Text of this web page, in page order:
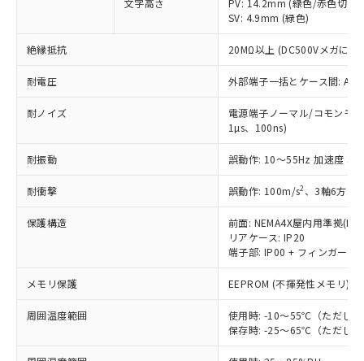
文字高さ
PV: 14.2mm (緑色/赤色切替)
SV: 4.9mm (緑色)
絶縁抵抗 20MΩ以上 (DC500Vメガにて)
耐電圧 外部端子一括とケース間:
耐ノイズ
電源端子ノーマル/コモンモ
1µs、100ns)
耐振動 誤動作: 10～55Hz 加速度
耐衝撃 誤動作: 100m/s2 、3軸6方向
保護構造
前面: NEMA4X屋内用準拠
リアケース: IP20
端子部: IP00 + フィンガープ
メモリ保護 EEPROM (不揮発性メモリ)
周囲温度範囲
使用時: -10～55℃（ただし
保存時: -25～65℃（ただし
(税抜)を提供させていただくもので
当社制御機器事業取扱商品の中には、
本サービスの対象外となる商品もある
在庫状況および標準価格照会結果は、
記載している更新日時点での社内デー
タに基づき作成されるものであり、閲
覧された時点での実際の在庫および標
準価格とは異なる場合があることをご
正式な納期状況および標準価格はお客
様のお取引先、またはお客様担当のオ
ムロン制御機器販売店・当社販売員に
オムロン制御機器販売店や当社販売拠
」をご確認
在庫状況および標準価格結果を当社の
事前の承諾なく第三者に漏洩または開
示しないようお願いします。
非該当品：ライセンス料など無形物で、有
害物質有無と関係のない商品です。
仕入先様の事情により、非含有部品として
いたものが、含有品と判明した場合などや
むを得ず変更することがあります。
鉛(Pb) 1000ppm以下、 水銀(Hg) 1000ppm以下、 カド
六価クロム(Cr(Ⅵ)) 1000ppm以下、ポリ臭化ビフェニル
類(PBB) 1000ppm以下、ポリ臭化ジフェニルエーテル類
(PBDE) 1000ppm以下、フタル酸ビス(2-エチルヘキシ
ル) (DEHP)(別名：DOP) 1000ppm以下、フタル酸ブチ
ルベンジル（BBP） 1000ppm以下、フタル酸ジブチル
（DBP） 1000ppm以下、フタル酸ジイソブチル
但し、RoHS指令で産業用監視および制御機器に対する
フタル酸エステル類の４物質については閾値を超える意
図的な使用がないことを確認しています。
「○」：最大均質材料含有率が中国RoHSの
基準値以下であることを示します。
「×」：最大均質材料含有率が中国RoHSの
基準値を超えていることを示します。
「－」：未確認です。当社販売部門へお問
Cr(Ⅵ)(六価クロム) : 1000ppm、 PBBs(ポリ臭化ビフェ
ニル類) : 1000ppm、 PBDEs(ポリ臭化ジフェニルエーテ
DBP(フタル酸ジブチル) : 1000ppm、 DIBP(フタル酸ジ
イソブチル) : 1000ppm、 BBP(フタル酸ブチルベンジ
DEHP(フタル酸ビス(2-エチルヘキシル)) : 1000ppm
「ｅ」：有害物質（10物質）のすべてが基
準値以下であることを示します。
当社は、これら貴社製品のうち、外国
為替および外国貿易法に定める商品
（以下｢規制貨物等」という）を輸出
または国外への提供する場合は、日本
国政府の輸出許可(または役務取引許
可)を取得するなどの必要な手続きを
当社は規制貨物を破棄する場合は、完
全に破砕するなど、違法に輸出されな
いよう必要な手段を講じます。
当社は貴社製品を、核兵器、ミサイ
ル、化学兵器、生物兵器またはその他
武器並びにこれらの製造装置等に一切
当社は、貴社製品を第三者に販売する
場合は、上記1、2および3の内容を当
該第三者に通知します。また当社は、
一定数以上の在庫あり
一定数には満たないが在庫あり
在庫なし(最新の在庫状況につ
いては、お客様のお取引先、ま
たはお客様担当のオムロン制御
機器販売店・当社販売員にご確